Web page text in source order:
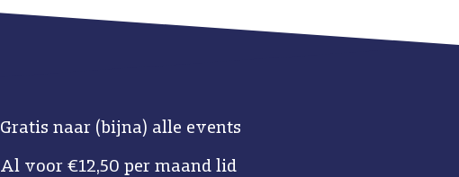
Gratis naar (bijna) alle events
Al voor €12,50 per maand lid